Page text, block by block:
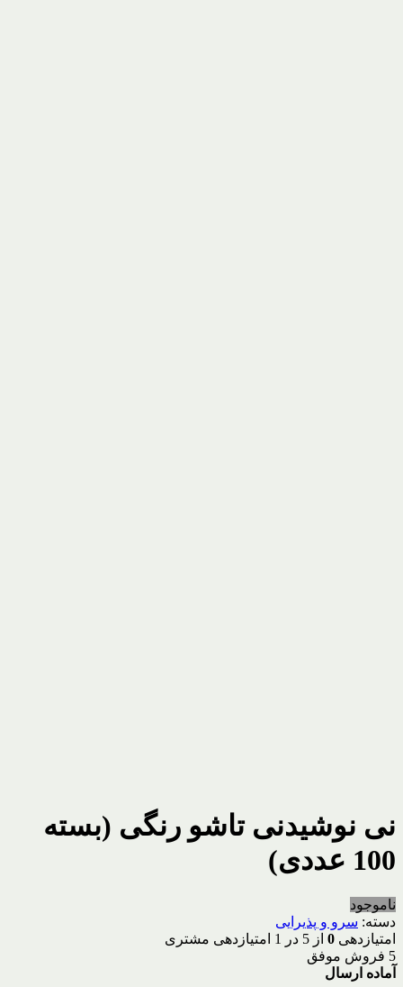
نی نوشیدنی تاشو رنگی (بسته
100 عددی)
ناموجود
دسته: سرو و پذیرایی
امتیازدهی 0 از 5 در 1 امتیازدهی مشتری
5 فروش موفق
آماده ارسال